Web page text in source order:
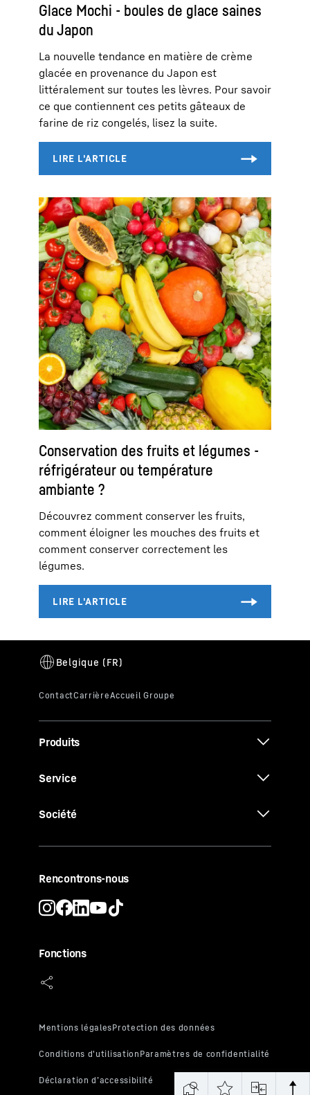
Glace Mochi - boules de glace saines
du Japon
La nouvelle tendance en matière de crème
glacée en provenance du Japon est
littéralement sur toutes les lèvres. Pour savoir
ce que contiennent ces petits gâteaux de
farine de riz congelés, lisez la suite.
Conservation des fruits et légumes -
réfrigérateur ou température
ambiante ?
Découvrez comment conserver les fruits,
comment éloigner les mouches des fruits et
comment conserver correctement les
légumes.
Produits
Service
Société
Rencontrons-nous
Fonctions